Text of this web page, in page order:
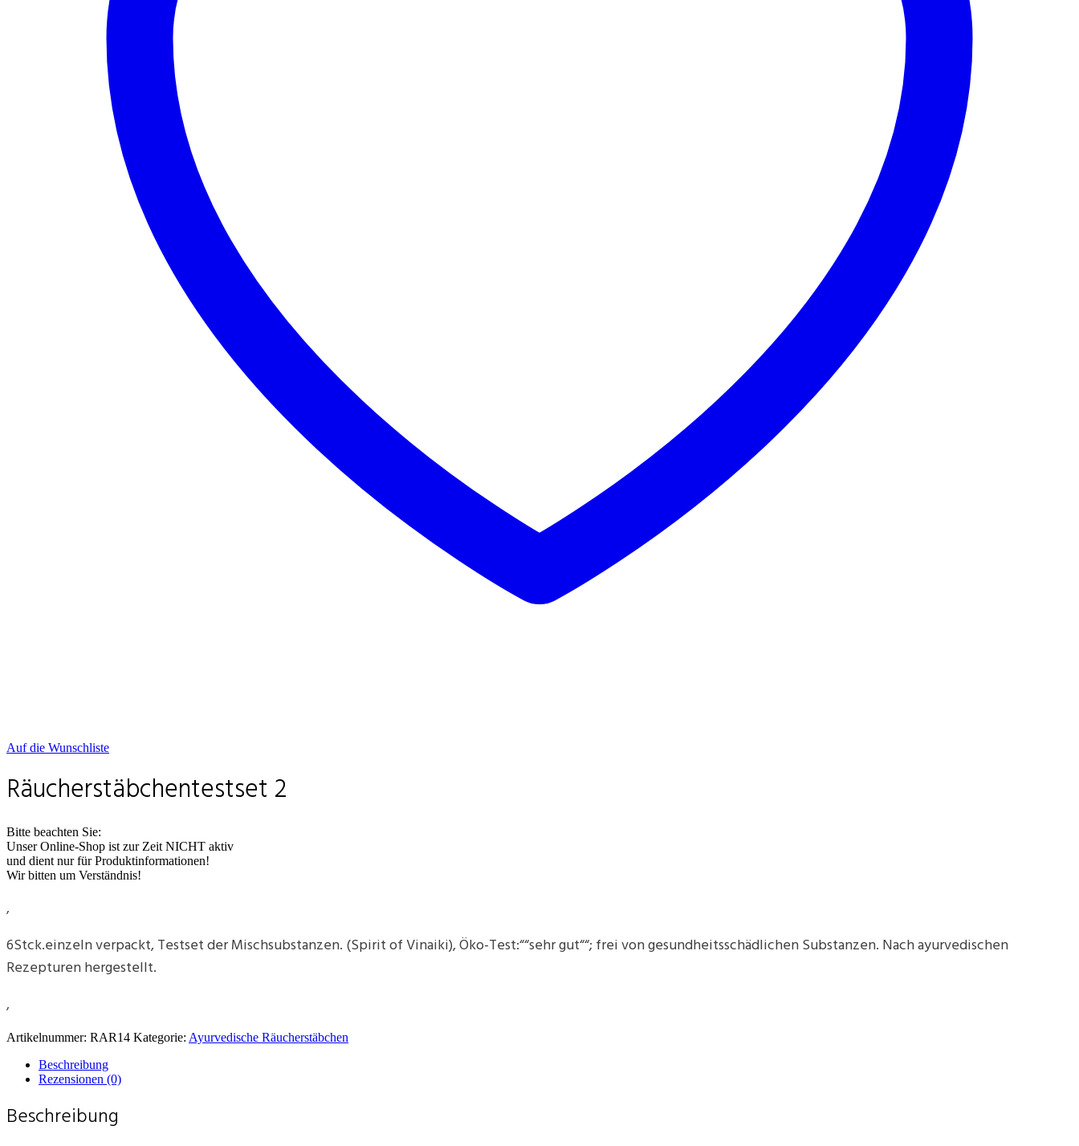
Auf die Wunschliste
Räucherstäbchentestset 2
Bitte beachten Sie:
Unser Online-Shop ist zur Zeit NICHT aktiv
und dient nur für Produktinformationen!
Wir bitten um Verständnis!
‚
6Stck.einzeln verpackt, Testset der Mischsubstanzen. (Spirit of Vinaiki), Öko-Test:““sehr gut““; frei von gesundheitsschädlichen Substanzen. Nach ayurvedischen
Rezepturen hergestellt.
‚
Artikelnummer: RAR14 Kategorie: Ayurvedische Räucherstäbchen
Beschreibung
Rezensionen (0)
Beschreibung